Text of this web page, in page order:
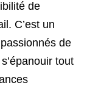
de
C’est un
de
tout